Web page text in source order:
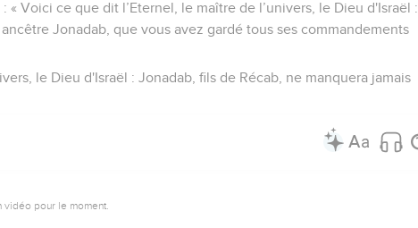
Voici ce que dit l’Eternel, le maître de l’univers, le Dieu d'Israël :
Jonadab, que vous avez gardé tous ses commandements
le Dieu d'Israël : Jonadab, fils de Récab, ne manquera jamais
pour le moment.